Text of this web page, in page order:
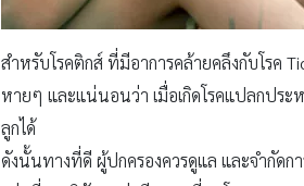
สำหรับโรคติกส์ ที่มีอาการคล้ายคลึงกับโรค
หายๆ และแน่นอนว่า เมื่อเกิดโรคแปลกประ
ลูกได้
ดังนั้นทางที่ดี ผู้ปกครองควรดูแล และจำกัด